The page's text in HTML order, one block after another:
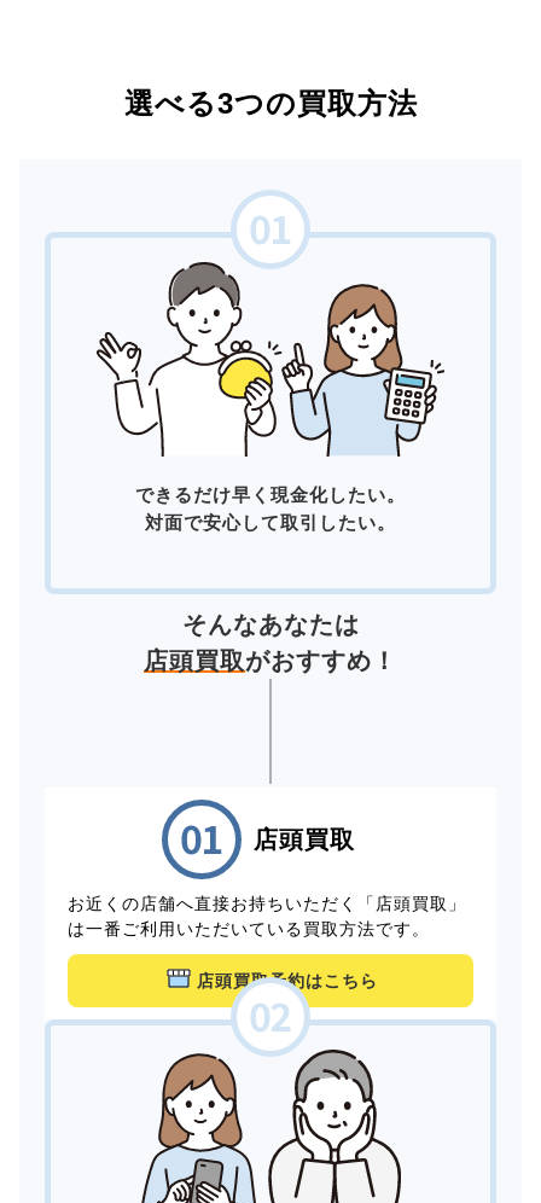
選べる3つの買取方法
できるだけ早く現金化したい。
対面で安心して取引したい。
そんなあなたは
店頭買取がおすすめ！
店頭買取
お近くの店舗へ直接お持ちいただく「店頭買取」
は一番ご利用いただいている買取方法です。
店頭買取予約はこちら